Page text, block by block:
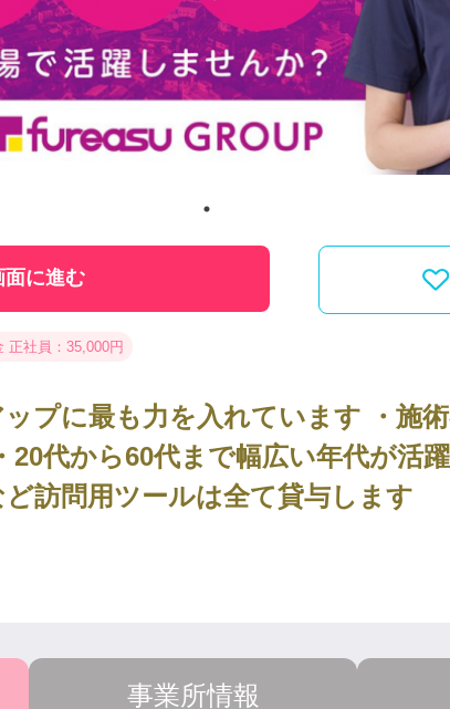
面に進む
正社員：35,000円
ップに最も力を入れています ・施
20代から60代まで幅広い年代が活
訪問用ツールは全て貸与します
事業所情報